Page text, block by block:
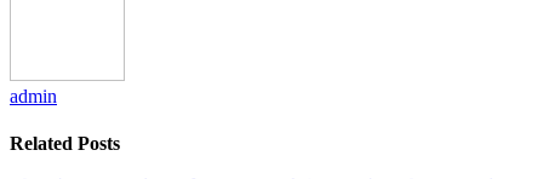
admin
Related Posts